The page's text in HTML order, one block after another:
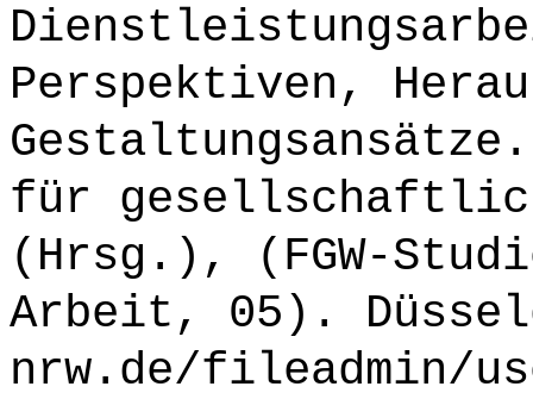
Perspektiven,
für
(Hrsg.), (FGW-
Arbeit, 05).
nrw.de/fileadmin/